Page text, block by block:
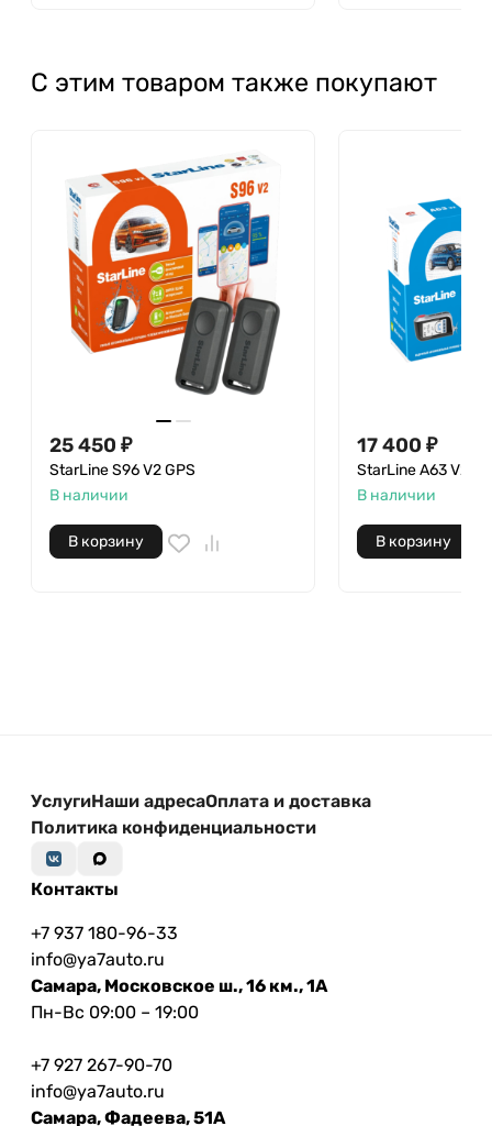
С этим товаром также покупают
25 450 ₽
StarLine S96 V2 GPS
В наличии
В корзину
17 400 ₽
StarLine А63 V2
В наличии
В корзину
УслугиНаши адресаОплата и доставка
Политика конфиденциальности
Контакты
+7 937 180-96-33
info@ya7auto.ru
Самара, Московское ш., 16 км., 1А
Пн-Вс 09:00 – 19:00
+7 927 267-90-70
info@ya7auto.ru
Самара, Фадеева, 51А